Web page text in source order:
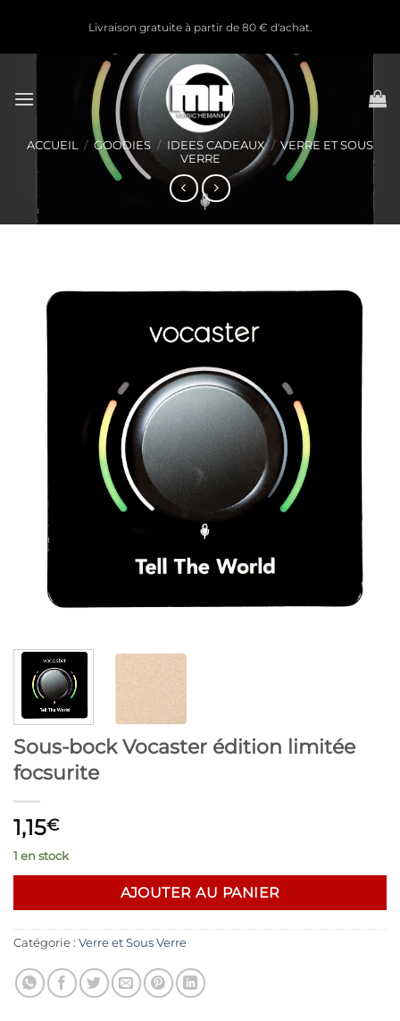
contenu
Livraison gratuite à partir de 80 € d'achat.
ACCUEIL / GOODIES / IDEES CADEAUX / VERRE ET SOUS
VERRE
Sous-bock Vocaster édition limitée
focsurite
1,15€
1 en stock
AJOUTER AU PANIER
Catégorie : Verre et Sous Verre